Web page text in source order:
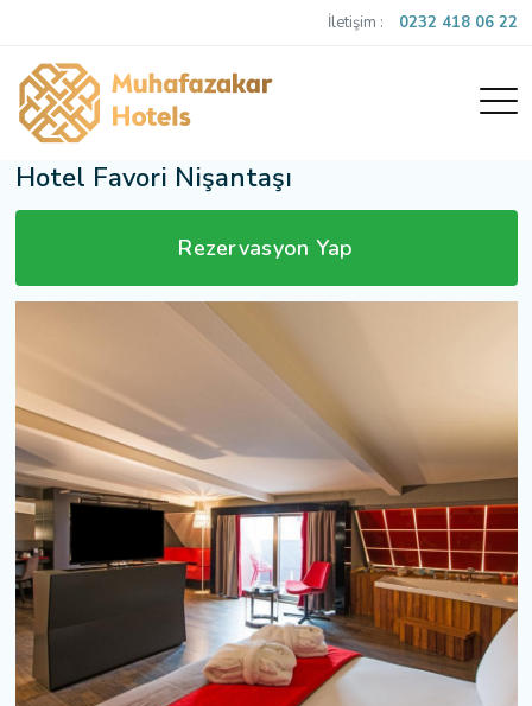
İletişim : 0232 418 06 22
Hotel Favori Nişantaşı
Rezervasyon Yap